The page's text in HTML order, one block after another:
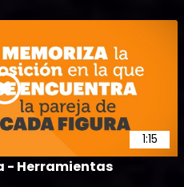
1:15
- Herramientas